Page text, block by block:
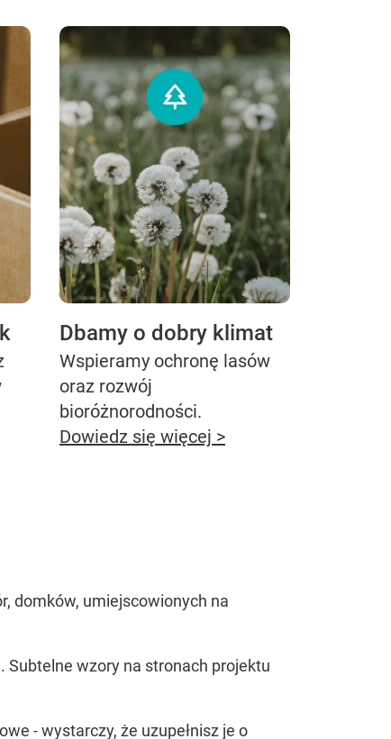
Dbamy o dobry klimat
Wspieramy ochronę lasów
oraz rozwój
bioróżnorodności.
Dowiedz się więcej >
domków, umiejscowionych na
Subtelne wzory na stronach projektu
- wystarczy, że uzupełnisz je o